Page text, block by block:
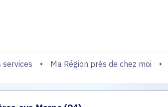
services Ma Région près de chez moi